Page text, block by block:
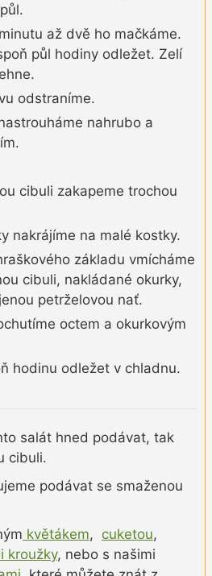
až dvě ho mačkáme.
půl hodiny odležet. Zelí
odstraníme.
nahrubo a
cibuli zakapeme trochou
nakrájíme na malé kostky.
základu vmícháme
cibuli, nakládané okurky,
petrželovou nať.
octem a okurkovým
hodinu odležet v chladnu.
salát hned podávat, tak
cibuli.
podávat se smaženou
květákem, cuketou,
kroužky, nebo s našimi